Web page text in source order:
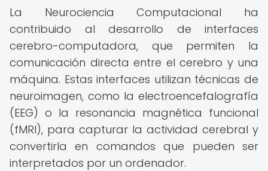
La Neurociencia Computacional ha
contribuido al desarrollo de interfaces
cerebro-computadora, que permiten la
comunicación directa entre el cerebro y una
máquina. Estas interfaces utilizan técnicas de
neuroimagen, como la electroencefalografía
(EEG) o la resonancia magnética funcional
(fMRI), para capturar la actividad cerebral y
convertirla en comandos que pueden ser
interpretados por un ordenador.